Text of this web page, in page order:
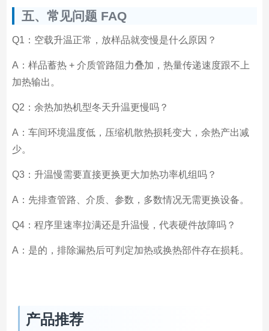
五、常见问题 FAQ
Q1：空载升温正常，放样品就变慢是什么原因？
A：样品蓄热 + 介质管路阻力叠加，热量传递速度跟不上
加热输出。
Q2：余热加热机型冬天升温更慢吗？
A：车间环境温度低，压缩机散热损耗变大，余热产出减
少。
Q3：升温慢需要直接更换更大加热功率机组吗？
A：先排查管路、介质、参数，多数情况无需更换设备。
Q4：程序里速率拉满还是升温慢，代表硬件故障吗？
A：是的，排除漏热后可判定加热或换热部件存在损耗。
产品推荐